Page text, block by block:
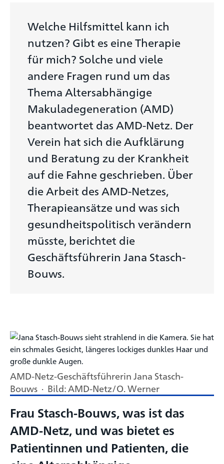
Welche Hilfsmittel kann ich
nutzen? Gibt es eine Therapie
für mich? Solche und viele
andere Fragen rund um das
Thema Altersabhängige
Makuladegeneration (AMD)
beantwortet das AMD-Netz. Der
Verein hat sich die Aufklärung
und Beratung zu der Krankheit
auf die Fahne geschrieben. Über
die Arbeit des AMD-Netzes,
Therapieansätze und was sich
gesundheitspolitisch verändern
müsste, berichtet die
Geschäftsführerin Jana Stasch-
Bouws.
AMD-Netz-Geschäftsführerin Jana Stasch-
Bouws · Bild: AMD-Netz/O. Werner
Frau Stasch-Bouws, was ist das
AMD-Netz, und was bietet es
Patientinnen und Patienten, die